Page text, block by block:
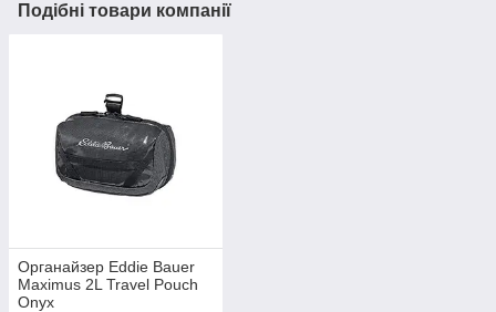
Подібні товари компанії
Органайзер Eddie Bauer
Maximus 2L Travel Pouch
Onyx